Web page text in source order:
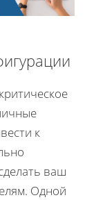
к
ваш
Одной